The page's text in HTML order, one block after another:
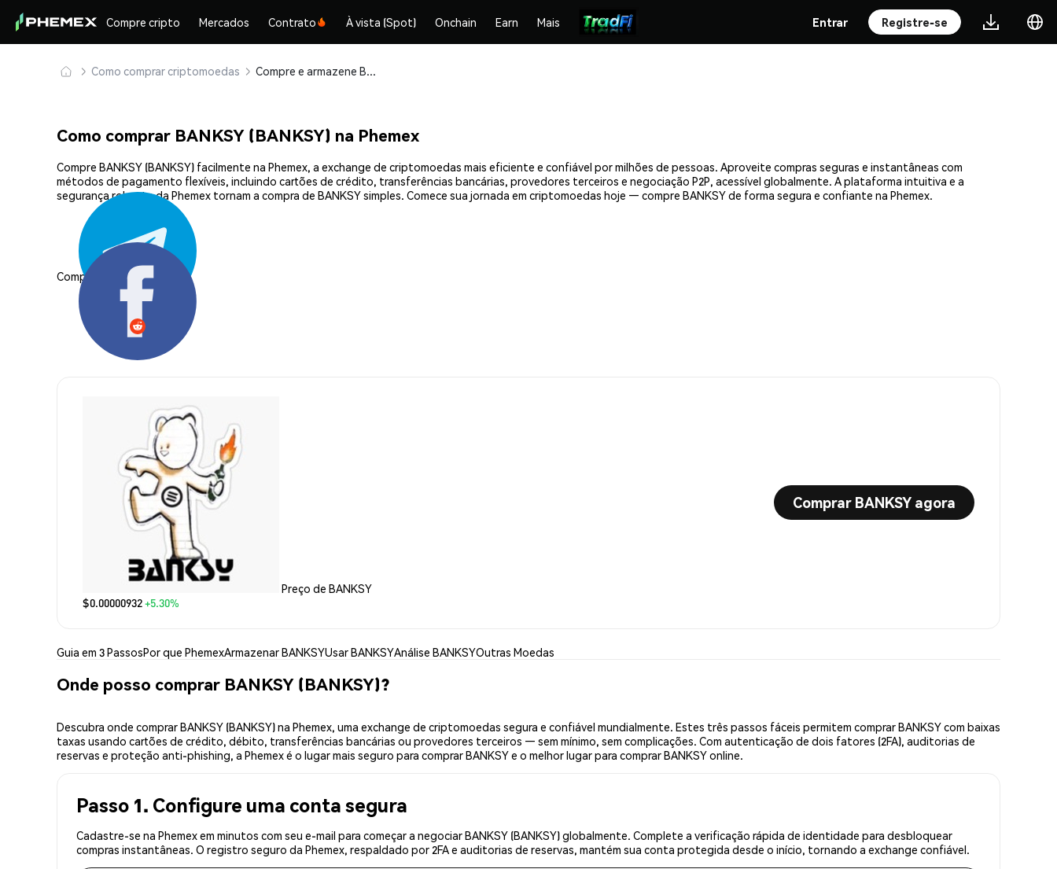
Compre cripto Mercados Contrato À vista (Spot) Onchain Earn Mais Entrar Registre-se
Como comprar criptomoedas Compre e armazene BANKSY (BANKSY) com segurança
Como comprar BANKSY (BANKSY) na Phemex
Compre BANKSY (BANKSY) facilmente na Phemex, a exchange de criptomoedas mais eficiente e confiável por milhões de pessoas. Aproveite compras seguras e instantâneas com
métodos de pagamento flexíveis, incluindo cartões de crédito, transferências bancárias, provedores terceiros e negociação P2P, acessível globalmente. A plataforma intuitiva e a
segurança robusta da Phemex tornam a compra de BANKSY simples. Comece sua jornada em criptomoedas hoje — compre BANKSY de forma segura e confiante na Phemex.
Compartilhar:
Preço de BANKSY
$0.00000932+5.30%
Comprar BANKSY agora
Guia em 3 PassosPor que PhemexArmazenar BANKSYUsar BANKSYAnálise BANKSYOutras Moedas
Onde posso comprar BANKSY (BANKSY)?
Descubra onde comprar BANKSY (BANKSY) na Phemex, uma exchange de criptomoedas segura e confiável mundialmente. Estes três passos fáceis permitem comprar BANKSY com baixas
taxas usando cartões de crédito, débito, transferências bancárias ou provedores terceiros — sem mínimo, sem complicações. Com autenticação de dois fatores (2FA), auditorias de
reservas e proteção anti-phishing, a Phemex é o lugar mais seguro para comprar BANKSY e o melhor lugar para comprar BANKSY online.
Passo 1. Configure uma conta segura
Cadastre-se na Phemex em minutos com seu e-mail para começar a negociar BANKSY (BANKSY) globalmente. Complete a verificação rápida de identidade para desbloquear
compras instantâneas. O registro seguro da Phemex, respaldado por 2FA e auditorias de reservas, mantém sua conta protegida desde o início, tornando a exchange confiável.